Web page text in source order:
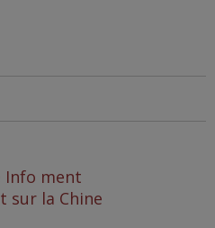
Info ment
sur la Chine